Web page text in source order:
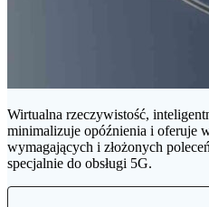
Wirtualna rzeczywistość,
minimalizuje opóźnienia i oferuje
wymagających i złożonych
specjalnie do obsługi 5G.